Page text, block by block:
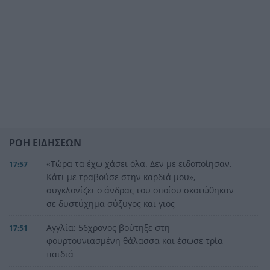
ΡΟΗ ΕΙΔΗΣΕΩΝ
17:57
«Τώρα τα έχω χάσει όλα. Δεν με ειδοποίησαν.
Κάτι με τραβούσε στην καρδιά μου»,
συγκλονίζει ο άνδρας του οποίου σκοτώθηκαν
σε δυστύχημα σύζυγος και γιος
17:51
Αγγλία: 56χρονος βούτηξε στη
φουρτουνιασμένη θάλασσα και έσωσε τρία
παιδιά